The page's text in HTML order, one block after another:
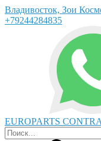
Владивосток, Зои
+79244284835
EUROPARTS